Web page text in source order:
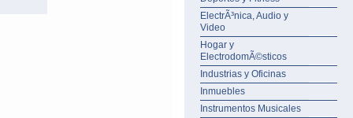
ElectrÃ³nica, Audio y
Video
Hogar y
ElectrodomÃ©sticos
Industrias y Oficinas
Inmuebles
Instrumentos Musicales